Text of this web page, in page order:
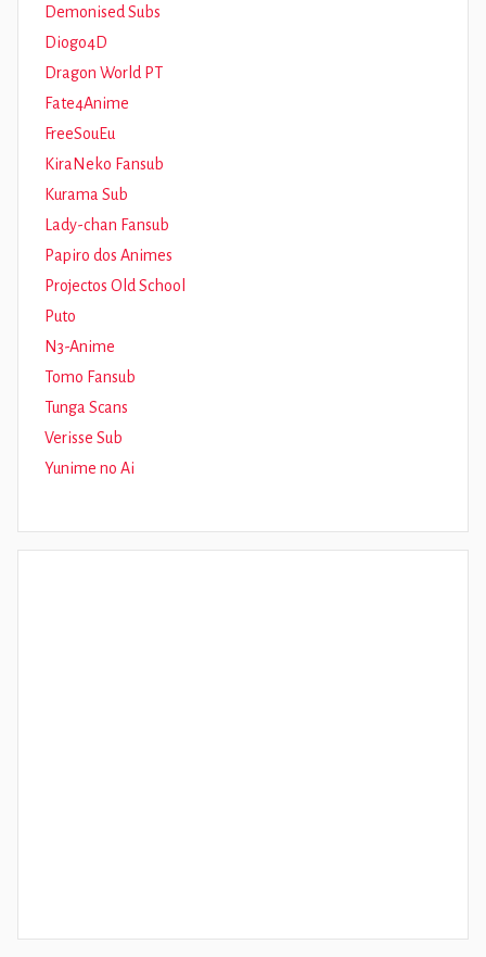
Demonised Subs
Diogo4D
Dragon World PT
Fate4Anime
FreeSouEu
KiraNeko Fansub
Kurama Sub
Lady-chan Fansub
Papiro dos Animes
Projectos Old School
Puto
N3-Anime
Tomo Fansub
Tunga Scans
Verisse Sub
Yunime no Ai